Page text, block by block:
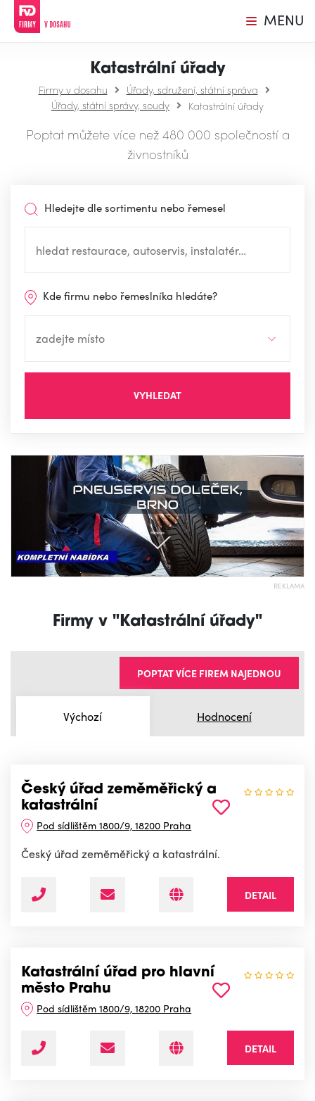
MENU
Katastrální úřady
Firmy v dosahu
Úřady, sdružení, státní správa
Úřady, státní správy, soudy
Katastrální úřady
Poptat můžete více než 480 000 společností a
živnostníků
Hledejte dle sortimentu nebo řemesel
Kde firmu nebo řemeslníka hledáte?
VYHLEDAT
REKLAMA
Firmy v "Katastrální úřady"
Výchozí Hodnocení
POPTAT VÍCE FIREM NAJEDNOU
Český úřad zeměměřický a
katastrální
Pod sídlištěm 1800/9, 18200 Praha
Český úřad zeměměřický a katastrální.
DETAIL
Katastrální úřad pro hlavní
město Prahu
Pod sídlištěm 1800/9, 18200 Praha
DETAIL